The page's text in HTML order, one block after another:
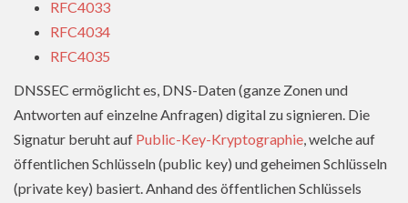
RFC4033
RFC4034
RFC4035
DNSSEC ermöglicht es, DNS-Daten (ganze Zonen und
Antworten auf einzelne Anfragen) digital zu signieren. Die
Signatur beruht auf Public-Key-Kryptographie, welche auf
öffentlichen Schlüsseln (public key) und geheimen Schlüsseln
(private key) basiert. Anhand des öffentlichen Schlüssels